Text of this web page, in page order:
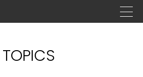
TOPICS